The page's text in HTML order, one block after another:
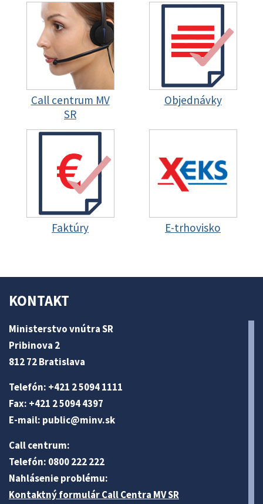
Call centrum MV
SR
Objednávky
Faktúry E-trhovisko
KONTAKT
Ministerstvo vnútra SR
Pribinova 2
812 72 Bratislava
Telefón: +421 2 5094 1111
Fax: +421 2 5094 4397
E-mail: public@minv.sk
Call centrum:
Telefón: 0800 222 222
Nahlásenie problému:
Kontaktný formulár Call Centra MV SR